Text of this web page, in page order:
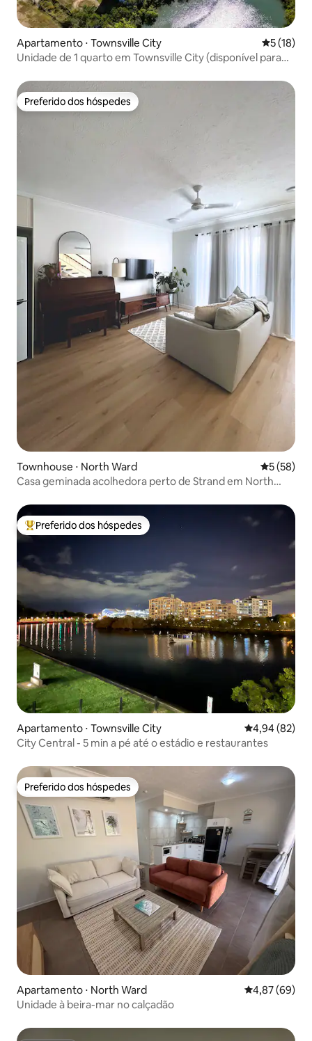
Apartamento ⋅ Townsville City 5 de uma
5 (18)
Unidade de 1 quarto em Townsville City (disponível para
Preferido dos hóspedes
Preferido dos hóspedes
Townhouse ⋅ North Ward 5 de uma
5 (58)
Casa geminada acolhedora perto de Strand em North
Entre os melhores preferidos dos hóspedes
Preferido dos hóspedes
Apartamento ⋅ Townsville City 4,94 de uma
4,94 (82)
City Central - 5 min a pé até o estádio e restaurantes
Preferido dos hóspedes
Preferido dos hóspedes
Apartamento ⋅ North Ward 4,87 de uma
4,87 (69)
Unidade à beira-mar no calçadão